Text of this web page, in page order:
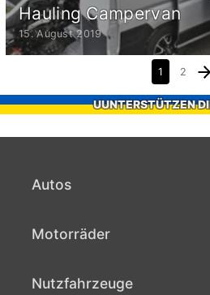
Hauling Campervan
15. August 2019
1 2
UUNTERSTÜTZEN
Autos
Motorräder
Nutzfahrzeuge